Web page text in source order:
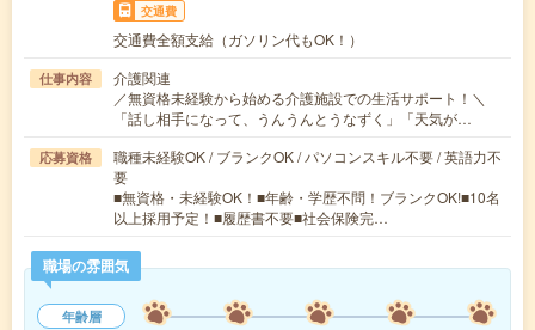
交通費
交通費全額支給（ガソリン代もOK！）
仕事内容
介護関連
／無資格未経験から始める介護施設での生活サポート！＼
「話し相手になって、うんうんとうなずく」「天気が…
応募資格
職種未経験OK / ブランクOK / パソコンスキル不要 / 英語力不
要
■無資格・未経験OK！■年齢・学歴不問！ブランクOK!■10名
以上採用予定！■履歴書不要■社会保険完…
職場の雰囲気
年齢層